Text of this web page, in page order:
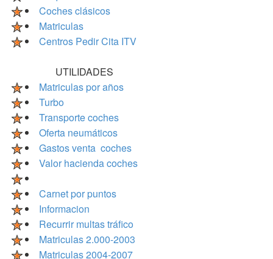
Coches clásicos
Matriculas
Centros Pedir Cita ITV
UTILIDADES
Matriculas por años
Turbo
Transporte coches
Oferta neumáticos
Gastos venta coches
Valor hacienda coches
Carnet por puntos
Informacion
Recurrir multas tráfico
Matriculas 2.000-2003
Matriculas 2004-2007